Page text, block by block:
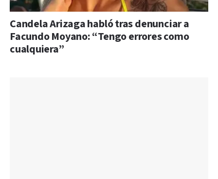
Candela Arizaga habló tras denunciar a
Facundo Moyano: “Tengo errores como
cualquiera”